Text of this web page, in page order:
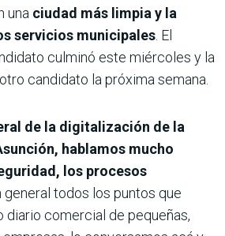
una ciudad más limpia y la
servicios municipales . El
culminó este miércoles y la
candidato la próxima semana.
de la digitalización de la
hablamos mucho
los procesos
general todos los puntos que
diario comercial de pequeñas,